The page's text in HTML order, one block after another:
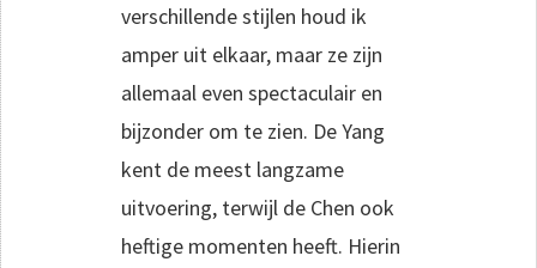
verschillende stijlen houd ik
amper uit elkaar, maar ze zijn
allemaal even spectaculair en
bijzonder om te zien. De Yang
kent de meest langzame
uitvoering, terwijl de Chen ook
heftige momenten heeft. Hierin